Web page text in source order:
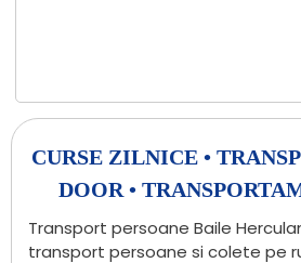
CURSE ZILNICE •
DOOR •
Transport persoane Baile
transport persoane si colete pe